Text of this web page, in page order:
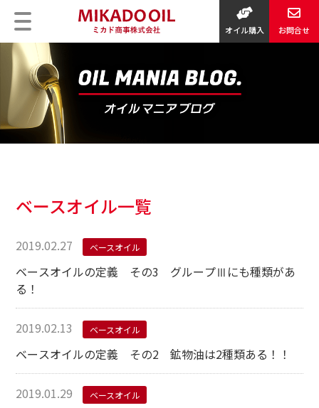
オイル購入 お問合せ
ベースオイル一覧
2019.02.27 ベースオイル
ベースオイルの定義 その3 グループⅢにも種類があ
る！
2019.02.13 ベースオイル
ベースオイルの定義 その2 鉱物油は2種類ある！！
2019.01.29 ベースオイル